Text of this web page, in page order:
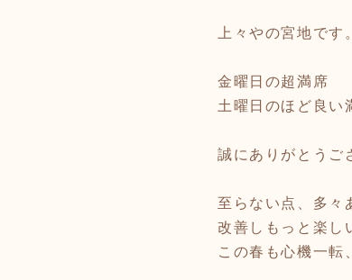
上々やの宮地です。
金曜日の超満席
土曜日のほど良い
誠にありがとうご
至らない点、多々
改善しもっと楽し
この春も心機一転